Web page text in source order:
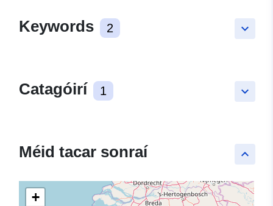
keyboard_arrow_down
Keywords 2
keyboard_arrow_down
Catagóirí 1
keyboard_arrow_up
Méid tacar sonraí
+